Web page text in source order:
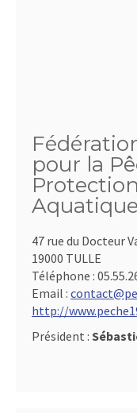
pour la
Aquatique
47 rue du Docteur
19000 TULLE
Téléphone :
Email :
http://
Président :